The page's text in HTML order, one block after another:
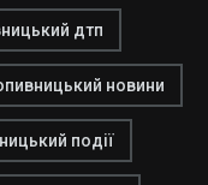
дтп
новини
події